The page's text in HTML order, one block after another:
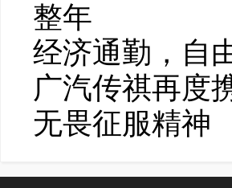
整年
经济通勤，自
广汽传祺再度
无畏征服精神